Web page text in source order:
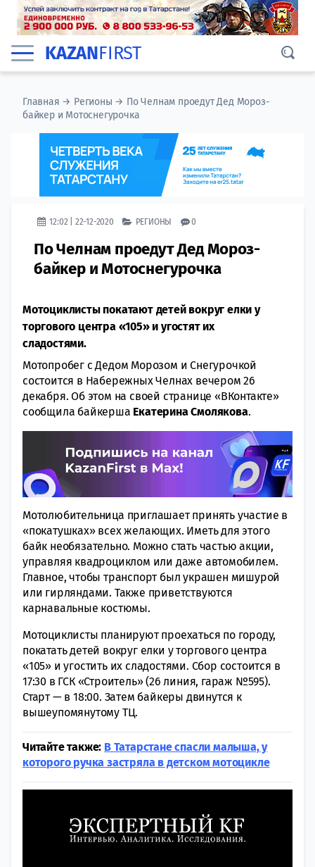
KAZANFIRST
Главная → Регионы → По Челнам проедут Дед Мороз-
байкер и Мотоснегурочка
12:02 | 22-12-2020 РЕГИОНЫ 0
По Челнам проедут Дед Мороз-
байкер и Мотоснегурочка
Мотоциклисты покатают детей вокруг елки у
торгового центра «105» и угостят их
сладостями.
Мотопробег с Дедом Морозом и Снегурочкой
состоится в Набережных Челнах вечером 26
декабря. Об этом на своей странице «ВКонтакте»
сообщила байкерша Екатерина Смолякова.
Мотолюбительница приглашает принять участие в
«покатушках» всех желающих. Иметь для этого
байк необязательно. Можно стать частью акции,
управляя квадроциклом или даже автомобилем.
Главное, чтобы транспорт был украшен мишурой
или гирляндами. Также приветствуются
карнавальные костюмы.
Мотоциклисты планируют проехаться по городу,
покатать детей вокруг елки у торгового центра
«105» и угостить их сладостями. Сбор состоится в
17:30 в ГСК «Строитель» (26 линия, гараж №595).
Старт — в 18:00. Затем байкеры двинутся к
вышеупомянутому ТЦ.
Читайте также: В Татарстане спасли малыша, у
которого ручка застряла в детском мотоцикле